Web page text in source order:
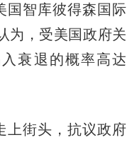
国智库彼得森国际
为，受美国政府关
衰退的概率高达
街头，抗议政府